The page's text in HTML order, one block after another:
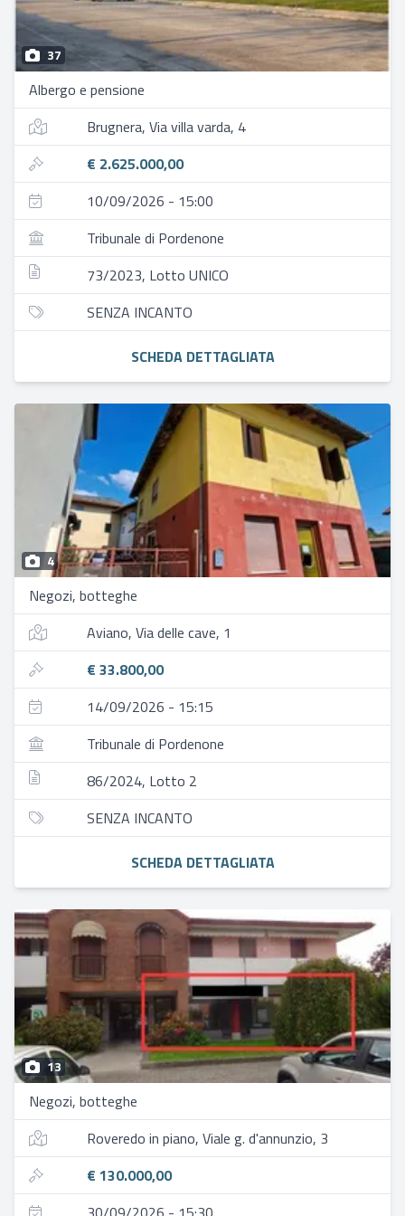
37
Albergo e pensione
Brugnera, Via villa varda, 4
€ 2.625.000,00
10/09/2026 - 15:00
Tribunale di Pordenone
73/2023, Lotto UNICO
SENZA INCANTO
SCHEDA DETTAGLIATA
4
Negozi, botteghe
Aviano, Via delle cave, 1
€ 33.800,00
14/09/2026 - 15:15
Tribunale di Pordenone
86/2024, Lotto 2
SENZA INCANTO
SCHEDA DETTAGLIATA
13
Negozi, botteghe
Roveredo in piano, Viale g. d'annunzio, 3
€ 130.000,00